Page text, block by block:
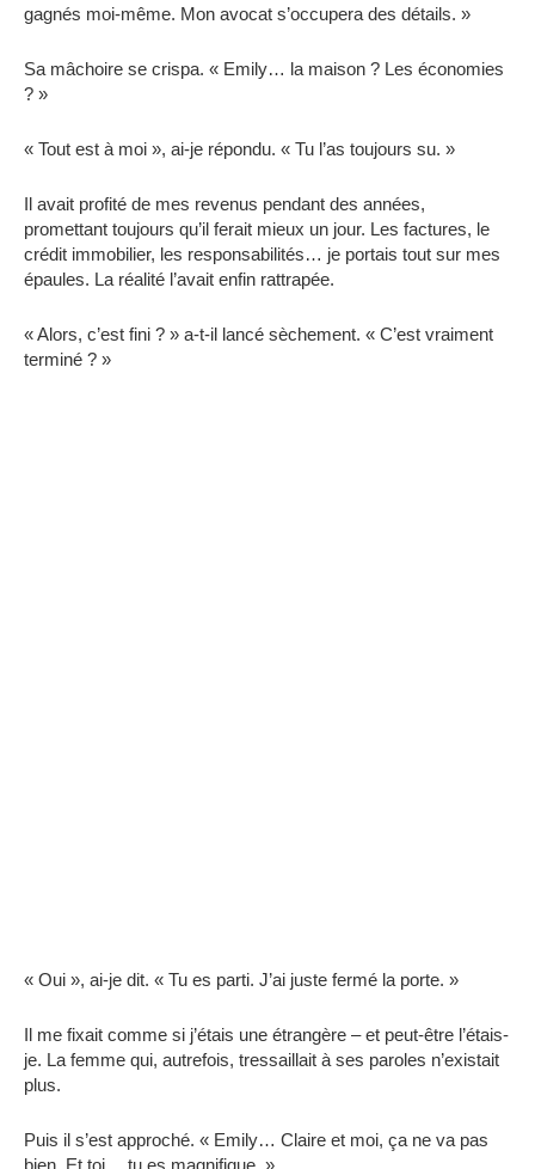
gagnés moi-même. Mon avocat s’occupera des détails. »
Sa mâchoire se crispa. « Emily… la maison ? Les économies
? »
« Tout est à moi », ai-je répondu. « Tu l’as toujours su. »
Il avait profité de mes revenus pendant des années,
promettant toujours qu’il ferait mieux un jour. Les factures, le
crédit immobilier, les responsabilités… je portais tout sur mes
épaules. La réalité l’avait enfin rattrapée.
« Alors, c’est fini ? » a-t-il lancé sèchement. « C’est vraiment
terminé ? »
« Oui », ai-je dit. « Tu es parti. J’ai juste fermé la porte. »
Il me fixait comme si j’étais une étrangère – et peut-être l’étais-
je. La femme qui, autrefois, tressaillait à ses paroles n’existait
plus.
Puis il s’est approché. « Emily… Claire et moi, ça ne va pas
bien. Et toi… tu es magnifique. »